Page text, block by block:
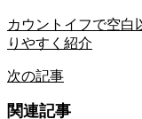
カウントイフで空白
りやすく紹介
次の記事
関連記事